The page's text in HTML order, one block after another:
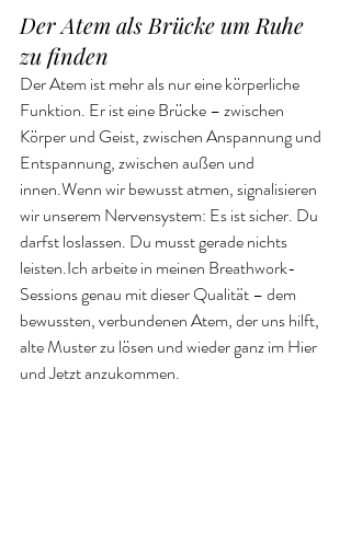
Der Atem als Brücke um Ruhe
zu finden
Der Atem ist mehr als nur eine körperliche
Funktion. Er ist eine Brücke – zwischen
Körper und Geist, zwischen Anspannung und
Entspannung, zwischen außen und
innen.Wenn wir bewusst atmen, signalisieren
wir unserem Nervensystem: Es ist sicher. Du
darfst loslassen. Du musst gerade nichts
leisten.Ich arbeite in meinen Breathwork-
Sessions genau mit dieser Qualität – dem
bewussten, verbundenen Atem, der uns hilft,
alte Muster zu lösen und wieder ganz im Hier
und Jetzt anzukommen.